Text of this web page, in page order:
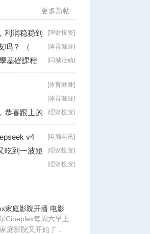
更多新帖
[理财投资]
利润稳稳到
[体育健身]
吗？ （
[同城活动]
基礎課程
[体育健身]
[体育健身]
[理财投资]
恭喜跟上的
[电脑电讯]
v4
[理财投资]
吃到一波短
[理财投资]
家庭影院开播 电影
Cineplex每周六早上
庭影院又开始了，